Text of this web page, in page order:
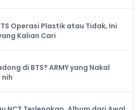
Operasi Plastik atau Tidak, Ini
Kalian Cari
di BTS? ARMY yang Nakal
nih